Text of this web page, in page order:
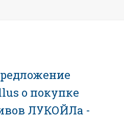
о покупке
ЛУКОЙЛа -